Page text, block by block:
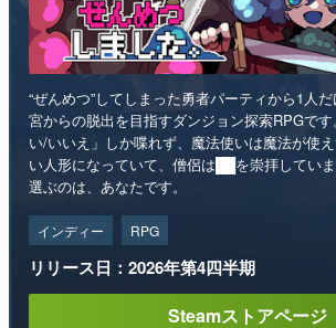
“ぜんめつ”してしまった勇者パーティから1人
宮からの脱出を目指すダンジョン探索RPGで
い/いいえ」しか喋れず、魔法使いは魔法が使
選ぶのは、あなたです。
インディー RPG
リリース日：2026年第4四半期